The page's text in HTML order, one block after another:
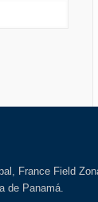
France Field
de Panamá.